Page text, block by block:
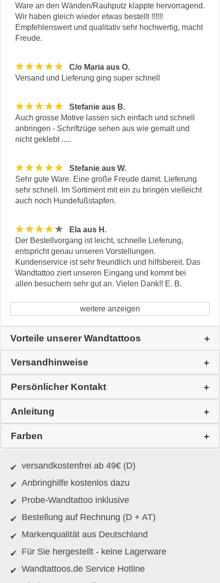
Ware an den Wänden/Rauhputz klappte hervorragend.
Wir haben gleich wieder etwas bestellt !!!!!!
Empfehlenswert und qualitativ sehr hochwertig, macht
Freude.
★★★★★
C/o Maria aus O.
Versand und Lieferung ging super schnell
★★★★★
Stefanie aus B.
Auch grosse Motive lassen sich einfach und schnell
anbringen - Schriftzüge sehen aus wie gemalt und
nicht geklebt .....
★★★★★
Stefanie aus W.
Sehr gute Ware. Eine große Freude damit. Lieferung
sehr schnell. Im Sortiment mit ein zu bringen vielleicht
auch noch Hundefußstapfen.
★★★★★
Ela aus H.
Der Bestellvorgang ist leicht, schnelle Lieferung,
entspricht genau unseren Vorstellungen.
Kundenservice ist sehr freundlich und hilfsbereit. Das
Wandtattoo ziert unseren Eingang und kommt bei
allen besuchern sehr gut an. Vielen Dank!! E. B.
weitere anzeigen
Vorteile unserer Wandtattoos
Versandhinweise
Persönlicher Kontakt
Anleitung
Farben
versandkostenfrei ab 49€ (D)
Anbringhilfe kostenlos dazu
Probe-Wandtattoo inklusive
Bestellung auf Rechnung (D + AT)
Markenqualität aus Deutschland
Für Sie hergestellt - keine Lagerware
Wandtattoos.de Service Hotline